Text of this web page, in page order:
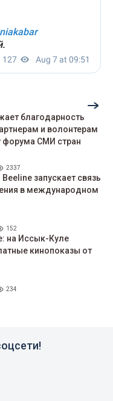
благодарность
и волонтерам
форума СМИ стран
2337
Beeline запускает связь
в международном
152
на Иссык-Куле
кинопоказы от
234